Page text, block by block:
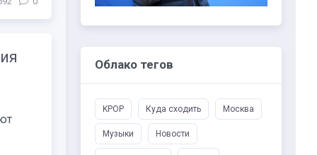
Облако тегов
KPOP Куда сходить Москва
Музыки Новости